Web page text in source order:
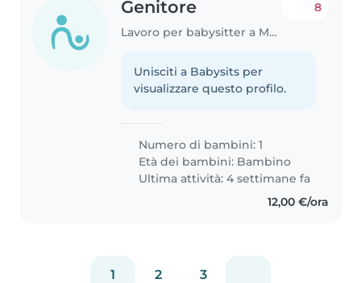
Genitore
Lavoro per babysitter a Modena
8
Unisciti a Babysits per
visualizzare questo profilo.
Numero di bambini: 1
Età dei bambini: Bambino
Ultima attività: 4 settimane fa
12,00 €/ora
1 2 3